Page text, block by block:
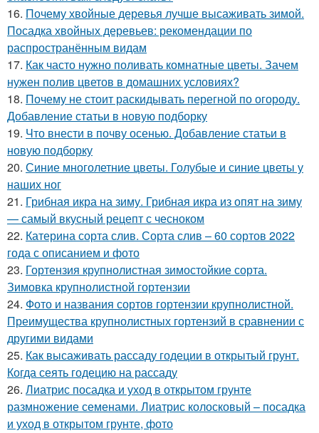
16. Почему хвойные деревья лучше высаживать зимой.
Посадка хвойных деревьев: рекомендации по
распространённым видам
17. Как часто нужно поливать комнатные цветы. Зачем
нужен полив цветов в домашних условиях?
18. Почему не стоит раскидывать перегной по огороду.
Добавление статьи в новую подборку
19. Что внести в почву осенью. Добавление статьи в
новую подборку
20. Синие многолетние цветы. Голубые и синие цветы у
наших ног
21. Грибная икра на зиму. Грибная икра из опят на зиму
— самый вкусный рецепт с чесноком
22. Катерина сорта слив. Сорта слив – 60 сортов 2022
года с описанием и фото
23. Гортензия крупнолистная зимостойкие сорта.
Зимовка крупнолистной гортензии
24. Фото и названия сортов гортензии крупнолистной.
Преимущества крупнолистных гортензий в сравнении с
другими видами
25. Как высаживать рассаду годеции в открытый грунт.
Когда сеять годецию на рассаду
26. Лиатрис посадка и уход в открытом грунте
размножение семенами. Лиатрис колосковый – посадка
и уход в открытом грунте, фото